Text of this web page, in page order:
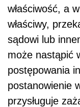
właściwość, a
właściwy,
sądowi lub
może nastąpić
postępowania
postanowienie
przysługuje